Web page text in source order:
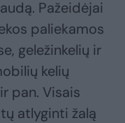
Pažeidėjai
paliekamos
geležinkelių ir
kelių
pan. Visais
atlyginti žalą